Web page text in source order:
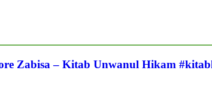
Zabisa – Kitab Unwanul Hikam